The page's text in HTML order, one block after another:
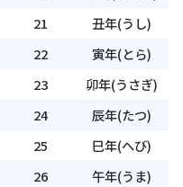
21 丑年(うし)
22 寅年(とら)
23 卯年(うさぎ)
24 辰年(たつ)
25 巳年(へび)
26 午年(うま)